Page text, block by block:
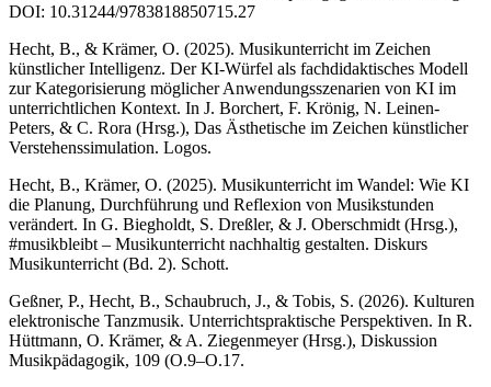
DOI: 10.31244/9783818850715.27
Hecht, B., & Krämer, O. (2025). Musikunterricht im Zeichen
künstlicher Intelligenz. Der KI-Würfel als fachdidaktisches Modell
zur Kategorisierung möglicher Anwendungsszenarien von KI im
unterrichtlichen Kontext. In J. Borchert, F. Krönig, N. Leinen-
Peters, & C. Rora (Hrsg.), Das Ästhetische im Zeichen künstlicher
Verstehenssimulation. Logos.
Hecht, B., Krämer, O. (2025). Musikunterricht im Wandel: Wie KI
die Planung, Durchführung und Reflexion von Musikstunden
verändert. In G. Biegholdt, S. Dreßler, & J. Oberschmidt (Hrsg.),
#musikbleibt – Musikunterricht nachhaltig gestalten. Diskurs
Musikunterricht (Bd. 2). Schott.
Geßner, P., Hecht, B., Schaubruch, J., & Tobis, S. (2026). Kulturen
elektronische Tanzmusik. Unterrichtspraktische Perspektiven. In R.
Hüttmann, O. Krämer, & A. Ziegenmeyer (Hrsg.), Diskussion
Musikpädagogik, 109 (O.9–O.17.